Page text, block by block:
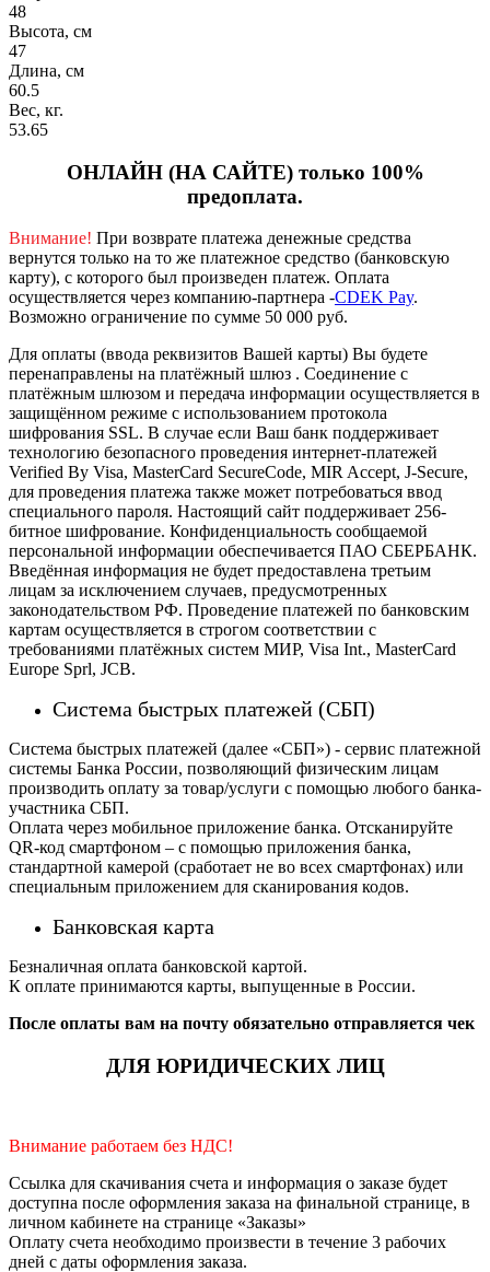
48
Высота, см
47
Длина, см
60.5
Вес, кг.
53.65
ОНЛАЙН (НА САЙТЕ) только 100%
предоплата.
Внимание! При возврате платежа денежные средства
вернутся только на то же платежное средство (банковскую
карту), с которого был произведен платеж. Оплата
осуществляется через компанию-партнера -CDEK Pay.
Возможно ограничение по сумме 50 000 руб.
Для оплаты (ввода реквизитов Вашей карты) Вы будете
перенаправлены на платёжный шлюз . Соединение с
платёжным шлюзом и передача информации осуществляется в
защищённом режиме с использованием протокола
шифрования SSL. В случае если Ваш банк поддерживает
технологию безопасного проведения интернет-платежей
Verified By Visa, MasterCard SecureCode, MIR Accept, J-Secure,
для проведения платежа также может потребоваться ввод
специального пароля. Настоящий сайт поддерживает 256-
битное шифрование. Конфиденциальность сообщаемой
персональной информации обеспечивается ПАО СБЕРБАНК.
Введённая информация не будет предоставлена третьим
лицам за исключением случаев, предусмотренных
законодательством РФ. Проведение платежей по банковским
картам осуществляется в строгом соответствии с
требованиями платёжных систем МИР, Visa Int., MasterCard
Europe Sprl, JCB.
Система быстрых платежей (СБП)
Система быстрых платежей (далее «СБП») - сервис платежной
системы Банка России, позволяющий физическим лицам
производить оплату за товар/услуги с помощью любого банка-
участника СБП.
Оплата через мобильное приложение банка. Отсканируйте
QR-код смартфоном – с помощью приложения банка,
стандартной камерой (сработает не во всех смартфонах) или
специальным приложением для сканирования кодов.
Банковская карта
Безналичная оплата банковской картой.
К оплате принимаются карты, выпущенные в России.
После оплаты вам на почту обязательно отправляется чек
ДЛЯ ЮРИДИЧЕСКИХ ЛИЦ
Внимание работаем без НДС!
Ссылка для скачивания счета и информация о заказе будет
доступна после оформления заказа на финальной странице, в
личном кабинете на странице «Заказы»
Оплату счета необходимо произвести в течение 3 рабочих
дней с даты оформления заказа.